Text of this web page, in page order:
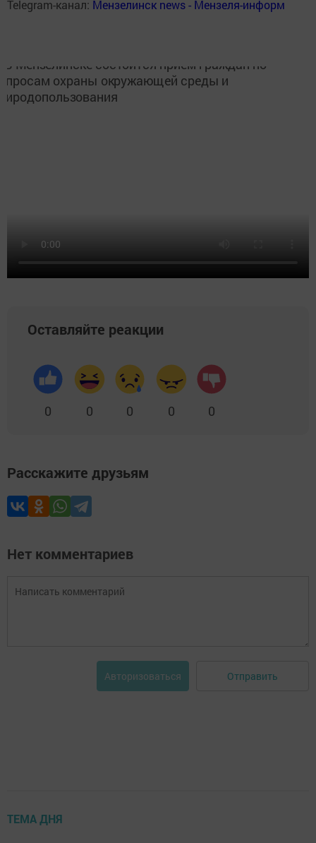
Telegram-канал: Мензелинск news - Мензеля-информ
Оставляйте реакции
0 0 0 0 0
Расскажите друзьям
Нет комментариев
Авторизоваться Отправить
ТЕМА ДНЯ